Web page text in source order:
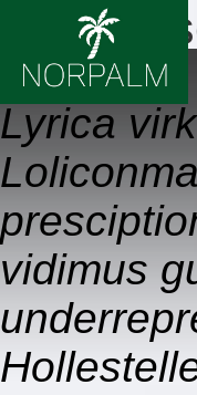
Ikke
09.08.2026
Lyrica
vidimus